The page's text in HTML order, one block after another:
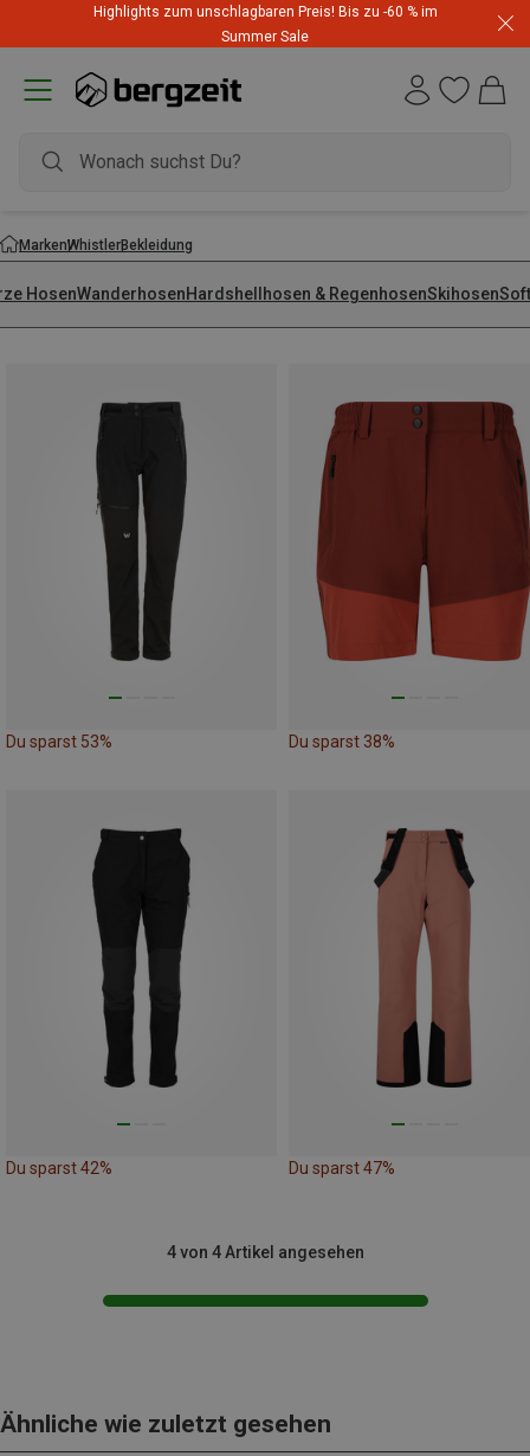
Highlights zum unschlagbaren Preis! Bis zu -60 % im
Summer Sale
MarkenWhistlerBekleidung
HosenWanderhosenHardshellhosen & RegenhosenSkihosen
Du sparst 53% Du sparst 38%
Du sparst 42% Du sparst 47%
4 von 4 Artikel angesehen
Ähnliche wie zuletzt gesehen